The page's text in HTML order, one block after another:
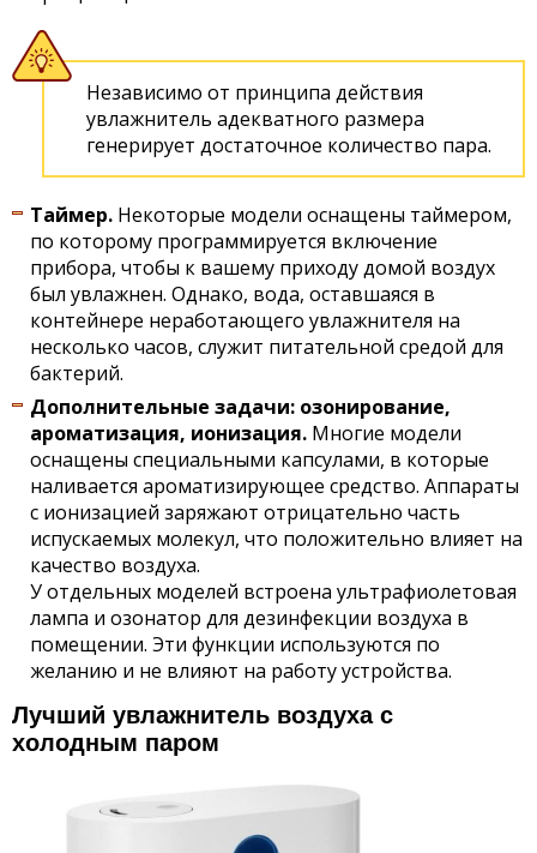
Независимо от принципа действия
увлажнитель адекватного размера
генерирует достаточное количество пара.
Таймер. Некоторые модели оснащены таймером,
по которому программируется включение
прибора, чтобы к вашему приходу домой воздух
был увлажнен. Однако, вода, оставшаяся в
контейнере неработающего увлажнителя на
несколько часов, служит питательной средой для
бактерий.
Дополнительные задачи: озонирование,
ароматизация, ионизация. Многие модели
оснащены специальными капсулами, в которые
наливается ароматизирующее средство. Аппараты
с ионизацией заряжают отрицательно часть
испускаемых молекул, что положительно влияет на
качество воздуха.
У отдельных моделей встроена ультрафиолетовая
лампа и озонатор для дезинфекции воздуха в
помещении. Эти функции используются по
желанию и не влияют на работу устройства.
Лучший увлажнитель воздуха с
холодным паром